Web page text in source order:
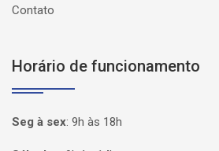
Contato
Horário de funcionamento
Seg à sex: 9h às 18h